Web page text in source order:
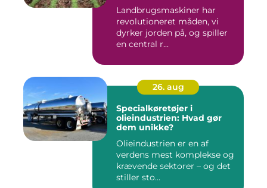
Landbrugsmaskiner har
revolutioneret måden, vi
dyrker jorden på, og spiller
en central r...
26. aug
Specialkøretøjer i
olieindustrien: Hvad gør
dem unikke?
Olieindustrien er en af
verdens mest komplekse og
krævende sektorer – og det
stiller sto...